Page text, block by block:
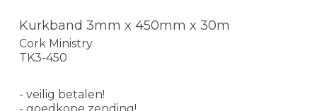
Kurkband 3mm x 450mm x 30m
Cork Ministry
TK3-450
- veilig betalen!